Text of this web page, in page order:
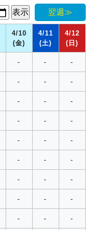
翌週≫
4/10
(金)
4/11
(土)
4/12
(日)
- - -
- - -
- - -
- - -
- - -
- - -
- - -
- - -
- - -